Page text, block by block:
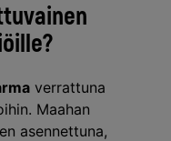
verrattuna
Maahan
asennettuna,